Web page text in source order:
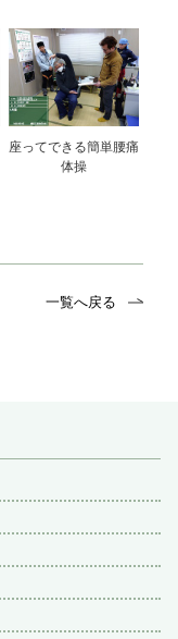
座ってできる簡単腰痛
体操
一覧へ戻る